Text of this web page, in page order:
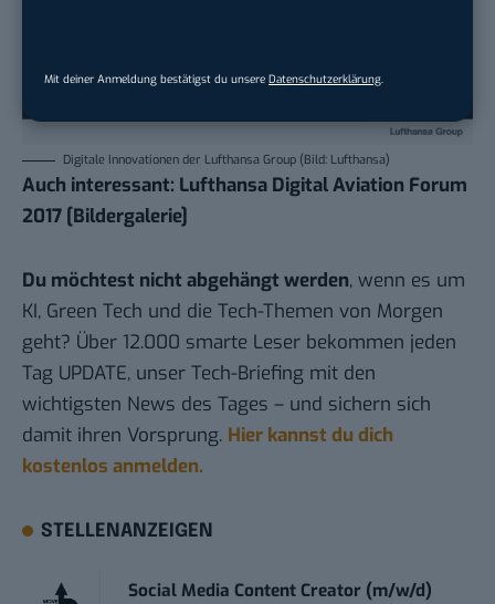
Mit deiner Anmeldung bestätigst du unsere Datenschutzerklärung.
Digitale Innovationen der Lufthansa Group (Bild: Lufthansa)
Auch interessant: Lufthansa Digital Aviation Forum
2017 [Bildergalerie]
Du möchtest nicht abgehängt werden, wenn es um
KI, Green Tech und die Tech-Themen von Morgen
geht? Über 12.000 smarte Leser bekommen jeden
Tag UPDATE, unser Tech-Briefing mit den
wichtigsten News des Tages – und sichern sich
damit ihren Vorsprung. Hier kannst du dich
kostenlos anmelden.
STELLENANZEIGEN
Social Media Content Creator (m/w/d)